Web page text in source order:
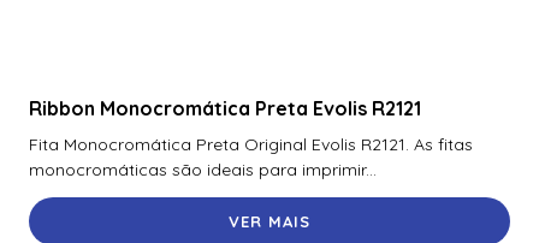
Ribbon Monocromática Preta Evolis R2121
Fita Monocromática Preta Original Evolis R2121. As fitas
monocromáticas são ideais para imprimir...
VER MAIS